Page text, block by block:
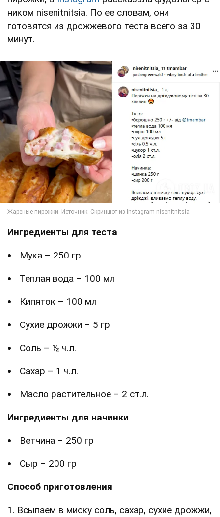
ником nisenitnitsia. По ее словам, они
готовятся из дрожжевого теста всего за 30
минут.
Ингредиенты для теста
Мука – 250 гр
Теплая вода – 100 мл
Кипяток – 100 мл
Сухие дрожжи – 5 гр
Соль – ½ ч.л.
Сахар – 1 ч.л.
Масло растительное – 2 ст.л.
Ингредиенты для начинки
Ветчина – 250 гр
Сыр – 200 гр
Способ приготовления
1. Всыпаем в миску соль, сахар, сухие дрожжи,